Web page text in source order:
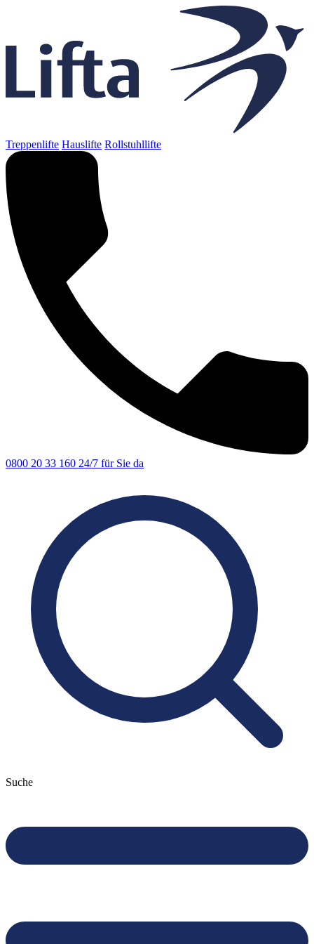
Treppenlifte Hauslifte Rollstuhllifte
0800 20 33 160 24/7 für Sie da
Suche